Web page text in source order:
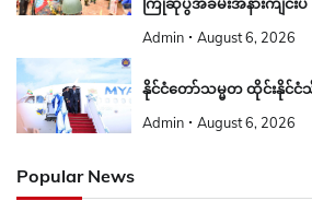
ကြိုဆိုပွဲအခမ်းအနားကျင်းပ
Admin August 6, 2026
နိုင်ငံတော်သမ္မတ ထိုင်းနိုင်ငံ
Admin August 6, 2026
Popular News